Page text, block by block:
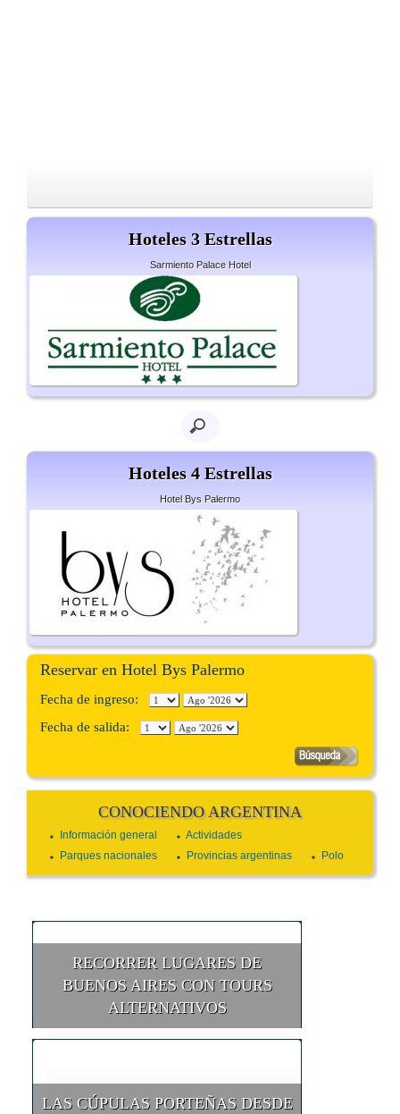
Hoteles 3 Estrellas
Sarmiento Palace Hotel
Hoteles 4 Estrellas
Hotel Bys Palermo
Reservar en Hotel Bys Palermo
Fecha de ingreso:
Fecha de salida:
CONOCIENDO ARGENTINA
Información general
Actividades
Parques nacionales
Provincias argentinas Polo
RECORRER LUGARES DE
BUENOS AIRES CON TOURS
ALTERNATIVOS
LAS CÚPULAS PORTEÑAS DESDE